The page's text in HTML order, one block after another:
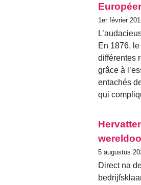
1er février
En 1876,
différentes
grâce à
entachés
qui
5 augustus
Direct na